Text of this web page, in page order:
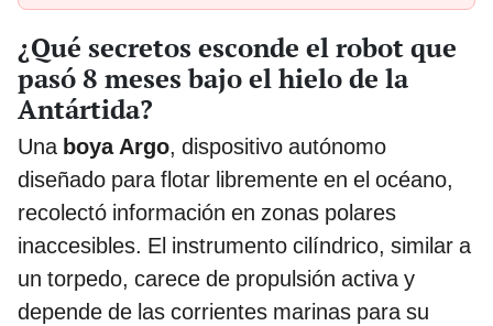
¿Qué secretos esconde el robot que
pasó 8 meses bajo el hielo de la
Antártida?
Una boya Argo, dispositivo autónomo
diseñado para flotar libremente en el océano,
recolectó información en zonas polares
inaccesibles. El instrumento cilíndrico, similar a
un torpedo, carece de propulsión activa y
depende de las corrientes marinas para su